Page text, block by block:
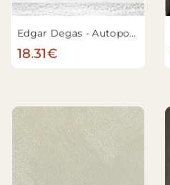
Edgar Degas - Autoportrait
18.31€